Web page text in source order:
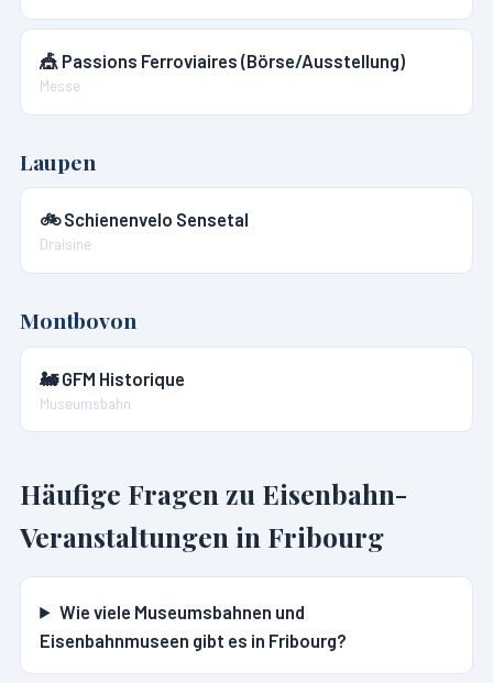
🎪 Passions Ferroviaires (Börse/Ausstellung)
Messe
Laupen
🚲Schienenvelo Sensetal
Draisine
Montbovon
🚂GFM Historique
Museumsbahn
Häufige Fragen zu Eisenbahn-
Veranstaltungen in Fribourg
Wie viele Museumsbahnen und
Eisenbahnmuseen gibt es in Fribourg?